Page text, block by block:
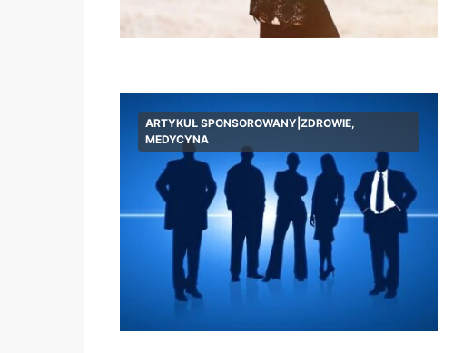
ARTYKUŁ SPONSOROWANY|ZDROWIE,
MEDYCYNA